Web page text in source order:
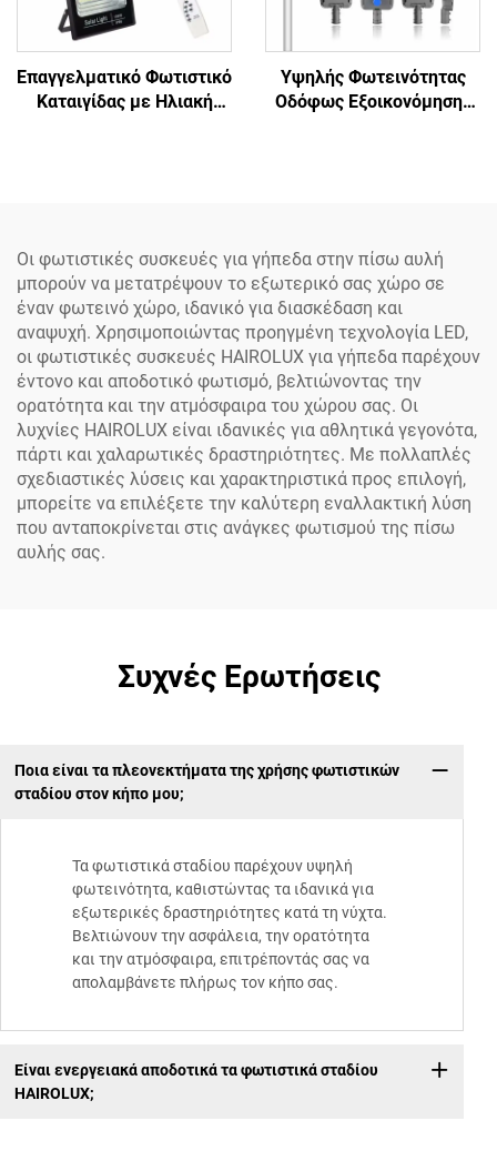
Επαγγελματικό Φωτιστικό
Καταιγίδας με Ηλιακή
LED
Υψηλής Φωτεινότητας
Οδόφως Εξοικονόμησης
Οι φωτιστικές συσκευές για γήπεδα στην πίσω αυλή
μπορούν να μετατρέψουν το εξωτερικό σας χώρο σε
έναν φωτεινό χώρο, ιδανικό για διασκέδαση και
αναψυχή. Χρησιμοποιώντας προηγμένη τεχνολογία LED,
οι φωτιστικές συσκευές HAIROLUX για γήπεδα παρέχουν
έντονο και αποδοτικό φωτισμό, βελτιώνοντας την
ορατότητα και την ατμόσφαιρα του χώρου σας. Οι
λυχνίες HAIROLUX είναι ιδανικές για αθλητικά γεγονότα,
πάρτι και χαλαρωτικές δραστηριότητες. Με πολλαπλές
σχεδιαστικές λύσεις και χαρακτηριστικά προς επιλογή,
μπορείτε να επιλέξετε την καλύτερη εναλλακτική λύση
που ανταποκρίνεται στις ανάγκες φωτισμού της πίσω
αυλής σας.
Συχνές Ερωτήσεις
Ποια είναι τα πλεονεκτήματα της χρήσης φωτιστικών
σταδίου στον κήπο μου;
Τα φωτιστικά σταδίου παρέχουν υψηλή
φωτεινότητα, καθιστώντας τα ιδανικά για
εξωτερικές δραστηριότητες κατά τη νύχτα.
Βελτιώνουν την ασφάλεια, την ορατότητα
και την ατμόσφαιρα, επιτρέποντάς σας να
απολαμβάνετε πλήρως τον κήπο σας.
Είναι ενεργειακά αποδοτικά τα φωτιστικά σταδίου
HAIROLUX;